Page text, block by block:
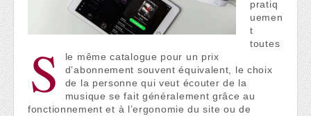
S
pratiq
uemen
t
toutes
le même catalogue pour un prix
d’abonnement souvent équivalent, le choix
de la personne qui veut écouter de la
musique se fait généralement grâce au
fonctionnement et à l’ergonomie du site ou de